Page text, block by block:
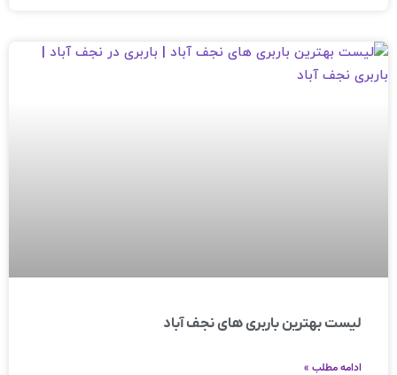
لیست بهترین باربری های نجف آباد
ادامه مطلب »